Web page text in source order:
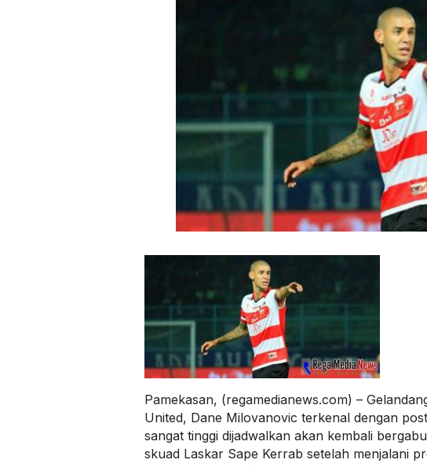
Pamekasan, (regamedianews.com) –
United, Dane Milovanovic terkenal dengan
sangat tinggi dijadwalkan akan kembali
skuad Laskar Sape Kerrab setelah menjalani